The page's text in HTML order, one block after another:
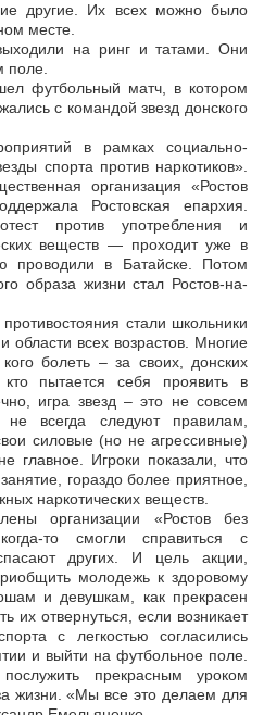
другие. Их всех можно было
месте.
на ринг и татами. Они
поле.
футбольный матч, в котором
с командой звезд донского
в рамках социально-
спорта против наркотиков».
организация «Ростов
Ростовская епархия.
против употребления и
веществ — проходит уже в
проводили в Батайске. Потом
образа жизни стал Ростов-на-
стали школьники
области всех возрастов. Многие
болеть – за своих, донских
пытается себя проявить в
игра звезд – это не совсем
всегда следуют правилам,
силовые (но не агрессивные)
Игроки показали, что
гораздо более приятное,
наркотических веществ.
организации «Ростов без
то смогли справиться с
других. И цель акции,
молодежь к здоровому
и девушкам, как прекрасен
их отвернуться, если возникает
с легкостью согласились
и выйти на футбольное поле.
прекрасным уроком
жизни. «Мы все это делаем для